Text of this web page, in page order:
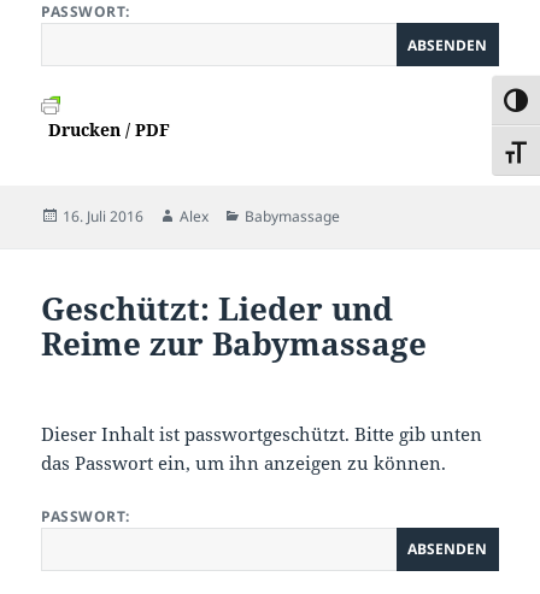
PASSWORT:
Drucken / PDF
Veröffentlicht
16. Juli 2016 Autor
Alex Kategorien
Babymassage
Geschützt: Lieder und
Reime zur Babymassage
Dieser Inhalt ist passwortgeschützt. Bitte gib unten
das Passwort ein, um ihn anzeigen zu können.
PASSWORT: